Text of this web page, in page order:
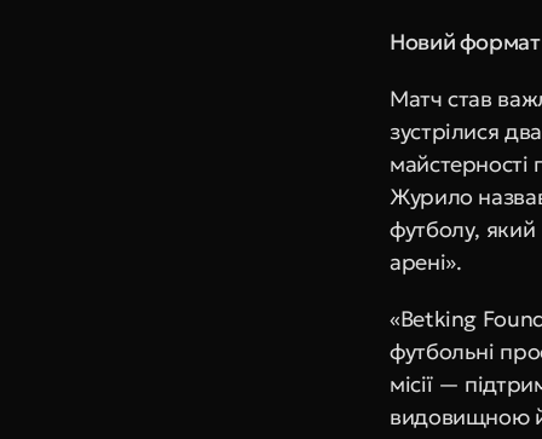
Новий формат
Матч став
зустрілися
Журило
футболу, який
арені».
«Betking
футбольні
місії —
видовищною й